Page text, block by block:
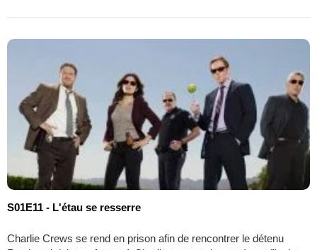
S01E11 - L'étau se resserre
Charlie Crews se rend en prison afin de rencontrer le détenu